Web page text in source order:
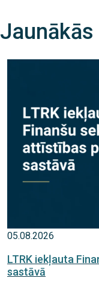
Jaunākās
05.08.2026
LTRK iekļauta
sastāvā